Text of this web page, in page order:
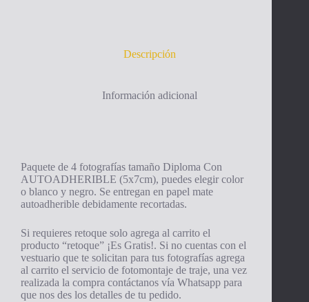
Descripción
Información adicional
Paquete de 4 fotografías tamaño Diploma Con
AUTOADHERIBLE (5x7cm), puedes elegir color
o blanco y negro. Se entregan en papel mate
autoadherible debidamente recortadas.
Si requieres retoque solo agrega al carrito el
producto “retoque” ¡Es Gratis!. Si no cuentas con el
vestuario que te solicitan para tus fotografías agrega
al carrito el servicio de fotomontaje de traje, una vez
realizada la compra contáctanos vía Whatsapp para
que nos des los detalles de tu pedido.